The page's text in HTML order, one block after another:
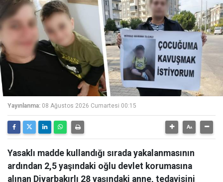
Yayınlanma: 08 Ağustos 2026 Cumartesi 00:15
Yasaklı madde kullandığı sırada yakalanmasının
ardından 2,5 yaşındaki oğlu devlet korumasına
alınan Diyarbakırlı 28 yaşındaki anne, tedavisini